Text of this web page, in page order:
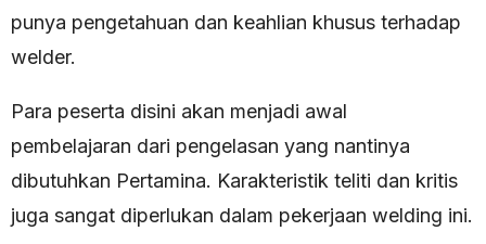
punya pengetahuan dan keahlian khusus terhadap
welder.
Para peserta disini akan menjadi awal
pembelajaran dari pengelasan yang nantinya
dibutuhkan Pertamina. Karakteristik teliti dan kritis
juga sangat diperlukan dalam pekerjaan welding ini.